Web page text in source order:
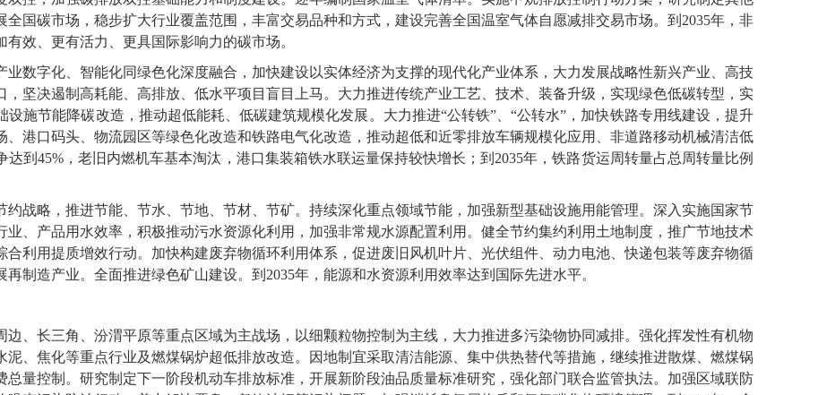
国碳市场，稳步扩大行业覆盖范围，丰富交易品种和方式，建设完善全国温室气体自愿减排交易市场。到2035年，非
效、更有活力、更具国际影响力的碳市场。
字化、智能化同绿色化深度融合，加快建设以实体经济为支撑的现代化产业体系，大力发展战略性新兴产业、高技
坚决遏制高耗能、高排放、低水平项目盲目上马。大力推进传统产业工艺、技术、装备升级，实现绿色低碳转型，实
施节能降碳改造，推动超低能耗、低碳建筑规模化发展。大力推进“公转铁”、“公转水”，加快铁路专用线建设，提升
港口码头、物流园区等绿色化改造和铁路电气化改造，推动超低和近零排放车辆规模化应用、非道路移动机械清洁低
到45%，老旧内燃机车基本淘汰，港口集装箱铁水联运量保持较快增长；到2035年，铁路货运周转量占总周转量比例
略，推进节能、节水、节地、节材、节矿。持续深化重点领域节能，加强新型基础设施用能管理。深入实施国家节
、产品用水效率，积极推动污水资源化利用，加强非常规水源配置利用。健全节约集约利用土地制度，推广节地技术
利用提质增效行动。加快构建废弃物循环利用体系，促进废旧风机叶片、光伏组件、动力电池、快递包装等废弃物循
制造产业。全面推进绿色矿山建设。到2035年，能源和水资源利用效率达到国际先进水平。
长三角、汾渭平原等重点区域为主战场，以细颗粒物控制为主线，大力推进多污染物协同减排。强化挥发性有机物
、焦化等重点行业及燃煤锅炉超低排放改造。因地制宜采取清洁能源、集中供热替代等措施，继续推进散煤、燃煤锅
量控制。研究制定下一阶段机动车排放标准，开展新阶段油品质量标准研究，强化部门联合监管执法。加强区域联防